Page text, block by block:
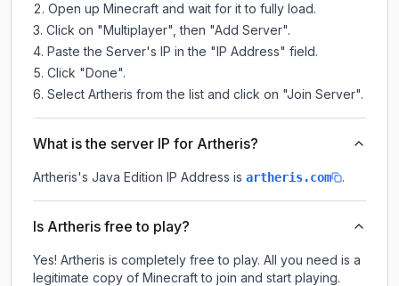
Open up Minecraft and wait for it to fully load.
Click on "Multiplayer", then "Add Server".
Paste the Server's IP in the "IP Address" field.
Click "Done".
Select Artheris from the list and click on "Join Server".
What is the server IP for Artheris?
Artheris's Java Edition IP Address is artheris.com .
Is Artheris free to play?
Yes! Artheris is completely free to play. All you need is a
legitimate copy of Minecraft to join and start playing.